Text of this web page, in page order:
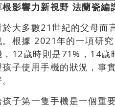
根影響力新視野 法蘭瓷編
於大多數21世紀的父母而
。根據 2021年的一項研
，12歲時則是71%，14歲
孩子使用手機的狀況，事
孩子第一隻手機是一個重